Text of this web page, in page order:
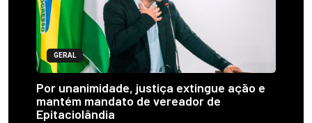
GERAL
Por unanimidade, justiça extingue ação e
mantém mandato de vereador de
Epitaciolândia